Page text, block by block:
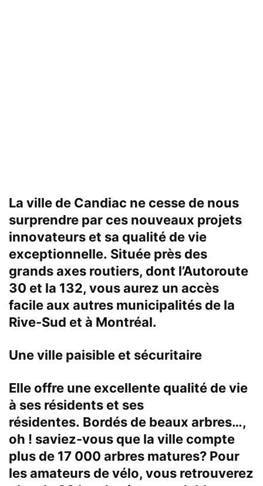
La ville de Candiac ne cesse de nous
surprendre par ces nouveaux projets
innovateurs et sa qualité de vie
exceptionnelle. Située près des
grands axes routiers, dont l’Autoroute
30 et la 132, vous aurez un accès
facile aux autres municipalités de la
Rive-Sud et à Montréal.
Une ville paisible et sécuritaire
Elle offre une excellente qualité de vie
à ses résidents et ses
résidentes. Bordés de beaux arbres…,
oh ! saviez-vous que la ville compte
plus de 17 000 arbres matures? Pour
les amateurs de vélo, vous retrouverez